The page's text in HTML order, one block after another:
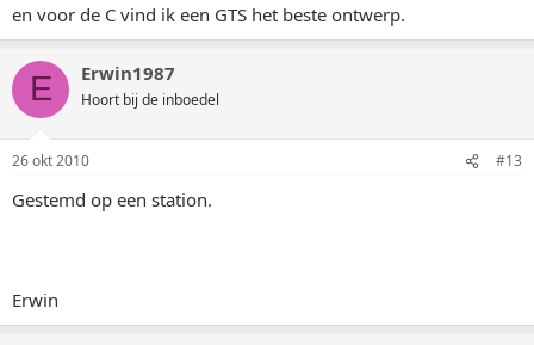
en voor de C vind ik een GTS het beste ontwerp.
E Erwin1987
Hoort bij de inboedel
26 okt 2010 #13
Gestemd op een station.
Erwin